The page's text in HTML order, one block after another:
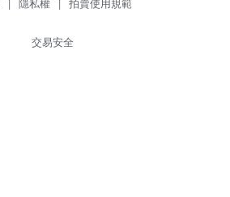
交易安全